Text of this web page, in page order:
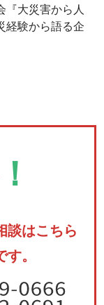
『大災害から人
経験から語る企
談はこちら
。